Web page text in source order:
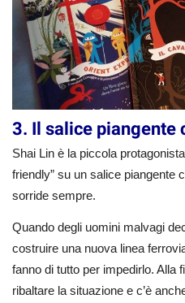
3. Il salice piangente
Shai Lin è la piccola
friendly” su un salice piangente
sorride sempre.
Quando degli uomini malvagi
costruire una nuova linea
fanno di tutto per impedirlo. Alla
ribaltare la situazione e c’è